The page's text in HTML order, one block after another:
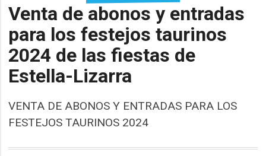
Venta de abonos y entradas
para los festejos taurinos
2024 de las fiestas de
Estella-Lizarra
VENTA DE ABONOS Y ENTRADAS PARA LOS
FESTEJOS TAURINOS 2024